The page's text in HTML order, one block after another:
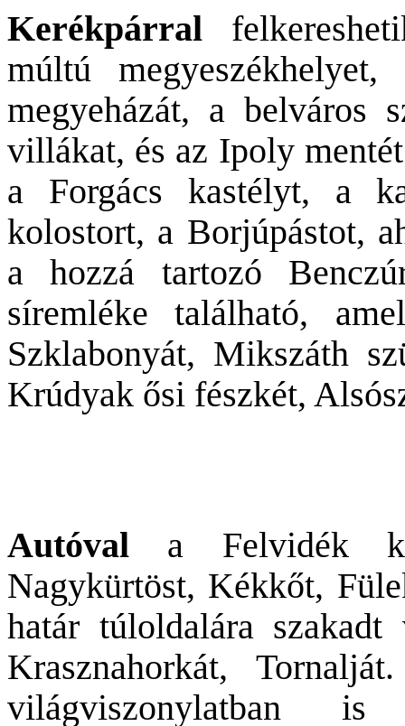
Kerékpárral
múltú
megyeházát, a belváros
villákat, és az Ipoly
a Forgács kastélyt, a
kolostort, a Borjúpástot,
a hozzá tartozó
síremléke található,
Szklabonyát, Mikszáth
Krúdyak ősi fészkét,
Autóval
a Felvidék
Nagykürtöst, Kékkőt,
határ túloldalára szakadt
Krasznahorkát,
világviszonylatban